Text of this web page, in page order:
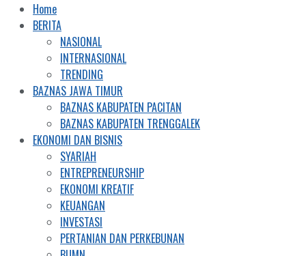
Home
BERITA
NASIONAL
INTERNASIONAL
TRENDING
BAZNAS JAWA TIMUR
BAZNAS KABUPATEN PACITAN
BAZNAS KABUPATEN TRENGGALEK
EKONOMI DAN BISNIS
SYARIAH
ENTREPRENEURSHIP
EKONOMI KREATIF
KEUANGAN
INVESTASI
PERTANIAN DAN PERKEBUNAN